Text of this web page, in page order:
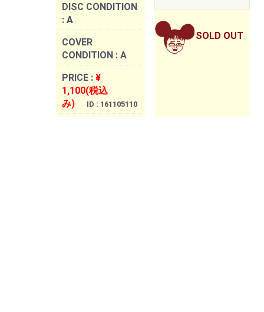
DISC CONDITION
: A
COVER
CONDITION : A
PRICE : ¥
1,100(税込
み)
ID : 161105110
SOLD OUT